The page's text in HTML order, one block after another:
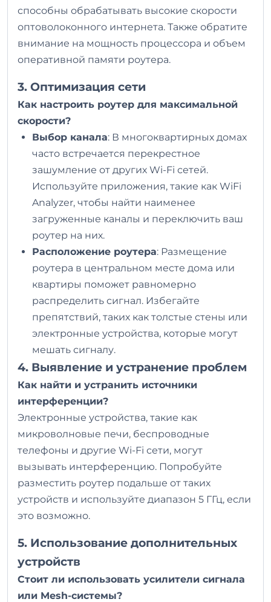
способны обрабатывать высокие скорости
оптоволоконного интернета. Также обратите
внимание на мощность процессора и объем
оперативной памяти роутера.
3. Оптимизация сети
Как настроить роутер для максимальной
скорости?
Выбор канала: В многоквартирных домах
часто встречается перекрестное
зашумление от других Wi-Fi сетей.
Используйте приложения, такие как WiFi
Analyzer, чтобы найти наименее
загруженные каналы и переключить ваш
роутер на них.
Расположение роутера: Размещение
роутера в центральном месте дома или
квартиры поможет равномерно
распределить сигнал. Избегайте
препятствий, таких как толстые стены или
электронные устройства, которые могут
мешать сигналу.
4. Выявление и устранение проблем
Как найти и устранить источники
интерференции?
Электронные устройства, такие как
микроволновые печи, беспроводные
телефоны и другие Wi-Fi сети, могут
вызывать интерференцию. Попробуйте
разместить роутер подальше от таких
устройств и используйте диапазон 5 ГГц, если
это возможно.
5. Использование дополнительных
устройств
Стоит ли использовать усилители сигнала
или Mesh-системы?